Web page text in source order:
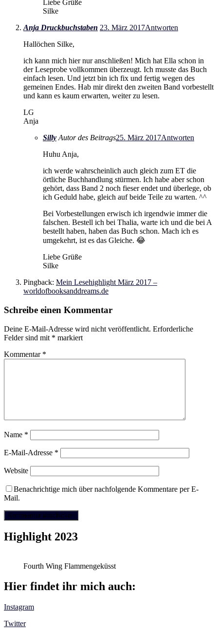
Liebe Grüße
Silke
Anja Druckbuchstaben 23. März 2017Antworten
Hallöchen Silke,
ich kann mich hier nur anschließen! Mich hat Ella schon in
der Leseprobe vollkommen überzeugt. Ich musste das Buch
einfach lesen. Und jetzt bin ich fix und fertig wegen des
gemeinen Endes. Hab mir direkt den zweiten Band vorbestellt
und kann es kaum erwarten, weiter zu lesen.
LG
Anja
Silly Autor des Beitrags25. März 2017Antworten
Huhu Anja,
ich werde wahrscheinlich auch gleich zum ET die
örtliche Buchhandlung stürmen. Ich habe aber schon
gehört, dass Band 2 noch fieser endet und überlege, ob
ich Geduld habe, gleich auf beide Teile zu warten. ^^
Bei Vorbestellungen erwisch ich irgendwie immer die
falschen. Bestell ich bei Thalia, warte ich und die bei A
bestellt haben, haben das Buch schon. Mach ich es
umgekehrt, ist es das Gleiche. 😂
Liebe Grüße
Silke
Pingback: Mein Lesehighlight März 2017 –
worldofbooksanddreams.de
Schreibe einen Kommentar
Deine E-Mail-Adresse wird nicht veröffentlicht. Erforderliche
Felder sind mit * markiert
Kommentar *
Name *
E-Mail-Adresse *
Website
Benachrichtige mich über nachfolgende Kommentare per E-
Mail.
Highlight 2023
Fourth Wing Flammengeküsst
Hier findet ihr mich auch:
Instagram
Twitter